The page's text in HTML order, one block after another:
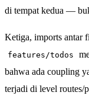
di tempat kedua —
Ketiga, imports antar
features/todos
bahwa ada coupling
terjadi di level routes/